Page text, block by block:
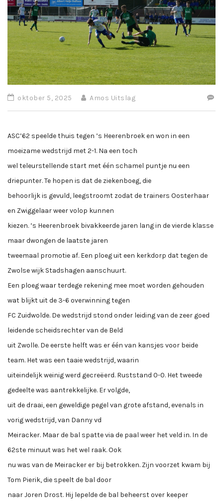
oktober 5, 2025 Amos Uitslag
ASC’62 speelde thuis tegen ’s Heerenbroek en won in een
moeizame wedstrijd met 2-1. Na een toch
wel teleurstellende start met één schamel puntje nu een
driepunter. Te hopen is dat de ziekenboeg, die
behoorlijk is gevuld, leegstroomt zodat de trainers Oosterhaar
en Zwiggelaar weer volop kunnen
kiezen. ’s Heerenbroek bivakkeerde jaren lang in de vierde klasse
maar dwongen de laatste jaren
tweemaal promotie af. Een ploeg uit een kerkdorp dat tegen de
Zwolse wijk Stadshagen aanschuurt.
Een ploeg waar terdege rekening mee moet worden gehouden
wat blijkt uit de 3-6 overwinning tegen
FC Zuidwolde. De wedstrijd stond onder leiding van de zeer goed
leidende scheidsrechter van de Beld
uit Zwolle. De eerste helft was er één van kansjes voor beide
team. Het was een taaie wedstrijd, waarin
uiteindelijk weinig werd gecreëerd. Ruststand 0-0. Het tweede
gedeelte was aantrekkelijke. Er volgde,
uit de draai, een geweldige pegel van grote afstand, evenals in
vorig wedstrijd, van Danny vd
Meiracker. Maar de bal spatte via de paal weer het veld in. In de
62ste minuut was het wel raak. Ook
nu was van de Meiracker er bij betrokken. Zijn voorzet kwam bij
Tom Pierik, die speelt de bal door
naar Joren Drost. Hij lepelde de bal beheerst over keeper